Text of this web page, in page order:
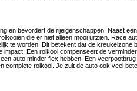
en bevordert de rijeigenschappen. Naast
die er niet alleen mooi uitzien. Race
te worden. Dit betekent dat de kreukelzone
impact. Een rolkooi compenseert de
auto minder flex hebben. Een veerpootbrug
complete rolkooi. Je zult de auto ook veel